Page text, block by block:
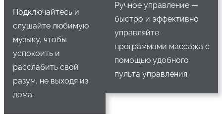
Подключайтесь и
слушайте любимую
музыку, чтобы
успокоить и
расслабить свой
разум, не выходя из
дома.
Ручное управление —
быстро и эффективно
управляйте
программами массажа с
помощью удобного
пульта управления.